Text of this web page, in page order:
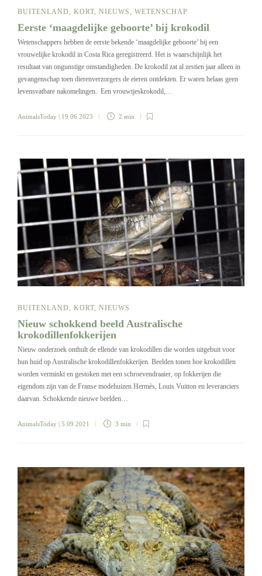
BUITENLAND KORT NIEUWS WETENSCHAP
Eerste ‘maagdelijke geboorte’ bij krokodil
Wetenschappers hebben de eerste bekende ‘maagdelijke geboorte’ bij een
vrouwelijke krokodil in Costa Rica geregistreerd. Het is waarschijnlijk het
resultaat van ongunstige omstandigheden. De krokodil zat al zestien jaar alleen in
gevangenschap toen dierenverzorgers de eieren ontdekten. Er waren helaas geen
levensvatbare nakomelingen. Een vrouwtjeskrokodil,…
AnimalsToday | 19 06 2023 2 min
BUITENLAND, KORT, NIEUWS
Nieuw schokkend beeld Australische
krokodillenfokkerijen
Nieuw onderzoek onthult de ellende van krokodillen die worden uitgebuit voor
hun huid op Australische krokodillenfokkerijen. Beelden tonen hoe krokodillen
worden verminkt en gestoken met een schroevendraaier, op fokkerijen die
eigendom zijn van de Franse modehuizen Hermès, Louis Vuitton en leveranciers
daarvan. Schokkende nieuwe beelden…
AnimalsToday | 5 09 2021 3 min